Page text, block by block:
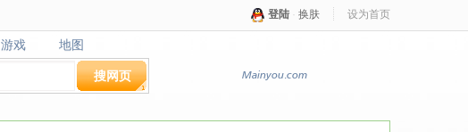
登陆 换肤 设为首页
游戏
游戏 地图
地图
搜网页 Mainyou.com